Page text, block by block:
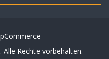
Rechte vorbehalten.